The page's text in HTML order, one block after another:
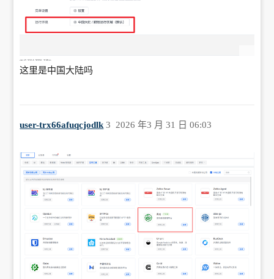
这里是中国大陆吗
user-trx66afuqcjodlk 2026 年3 月 31 日 06:03
3